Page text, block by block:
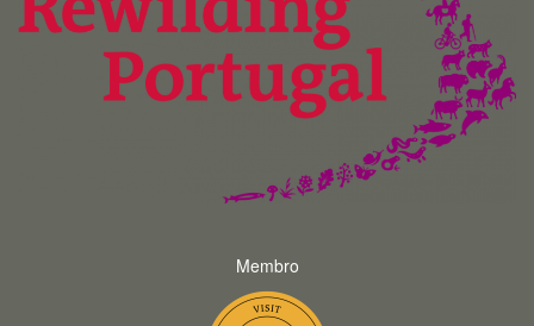
Membro